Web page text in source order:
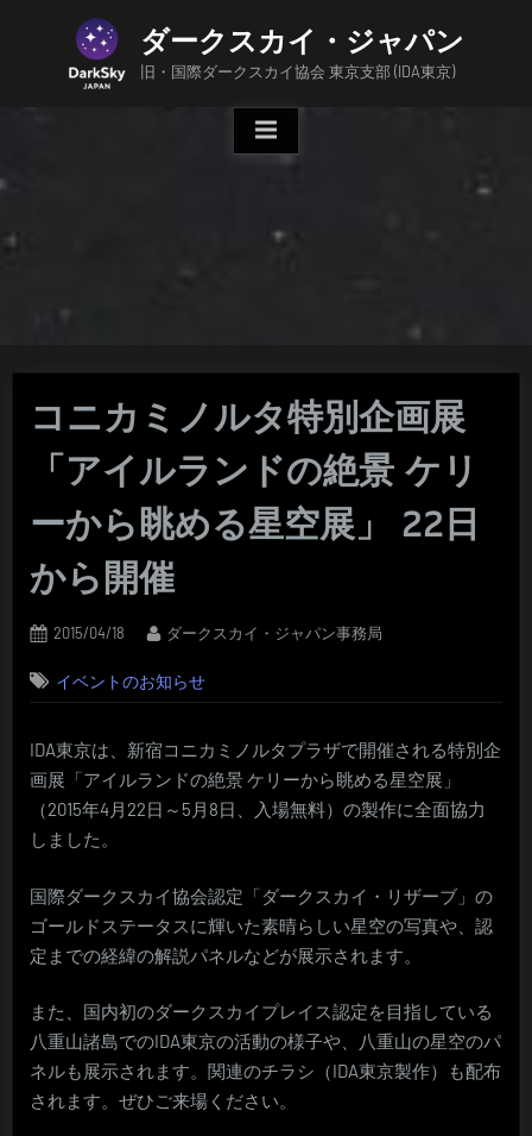
ダークスカイ・ジャパン
旧・国際ダークスカイ協会 東京支部 (IDA東京)
コニカミノルタ特別企画展
「アイルランドの絶景 ケリ
ーから眺める星空展」 22日
から開催
Posted
2015/04/18 By
ダークスカイ・ジャパン事務局
イベントのお知らせ
IDA東京は、新宿コニカミノルタプラザで開催される特別企
画展「アイルランドの絶景 ケリーから眺める星空展」
（2015年4月22日～5月8日、入場無料）の製作に全面協力
しました。
国際ダークスカイ協会認定「ダークスカイ・リザーブ」の
ゴールドステータスに輝いた素晴らしい星空の写真や、認
定までの経緯の解説パネルなどが展示されます。
また、国内初のダークスカイプレイス認定を目指している
八重山諸島でのIDA東京の活動の様子や、八重山の星空のパ
ネルも展示されます。関連のチラシ（IDA東京製作）も配布
されます。ぜひご来場ください。